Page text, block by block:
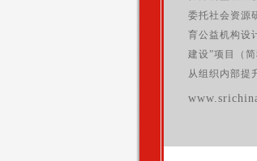
委托社会资源
育公益机构设
建设”项目（
从组织内部提